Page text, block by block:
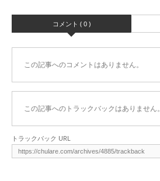
コメント ( 0 )
この記事へのコメントはありません。
この記事へのトラックバックはありません。
トラックバック URL